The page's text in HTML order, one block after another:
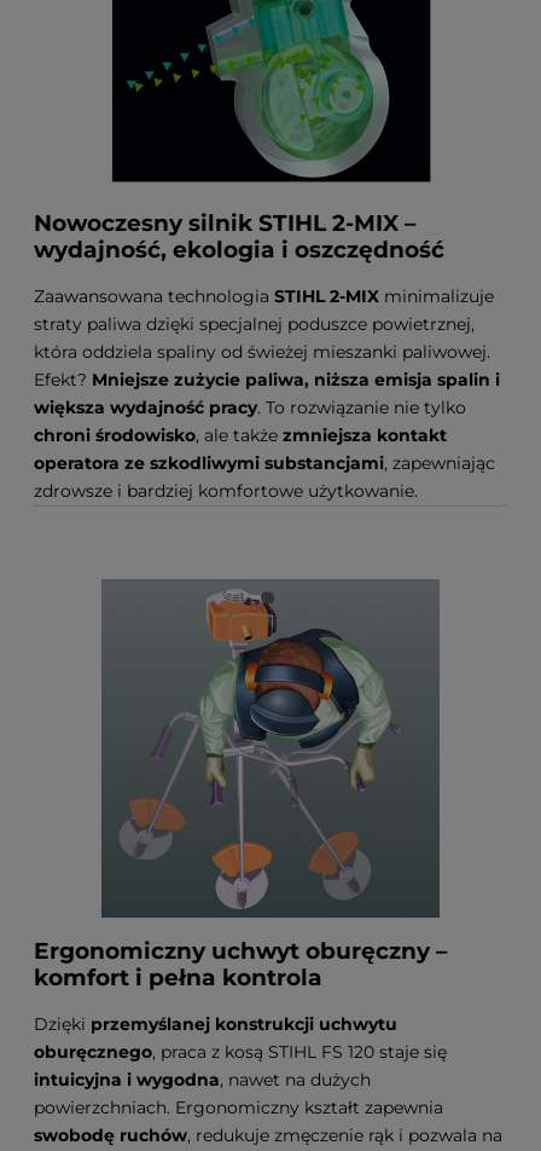
Nowoczesny silnik STIHL 2-MIX –
wydajność, ekologia i oszczędność
Zaawansowana technologia STIHL 2-MIX minimalizuje
straty paliwa dzięki specjalnej poduszce powietrznej,
która oddziela spaliny od świeżej mieszanki paliwowej.
Efekt? Mniejsze zużycie paliwa, niższa emisja spalin i
większa wydajność pracy. To rozwiązanie nie tylko
chroni środowisko, ale także zmniejsza kontakt
operatora ze szkodliwymi substancjami, zapewniając
zdrowsze i bardziej komfortowe użytkowanie.
Ergonomiczny uchwyt oburęczny –
komfort i pełna kontrola
Dzięki przemyślanej konstrukcji uchwytu
oburęcznego, praca z kosą STIHL FS 120 staje się
intuicyjna i wygodna, nawet na dużych
powierzchniach. Ergonomiczny kształt zapewnia
swobodę ruchów, redukuje zmęczenie rąk i pozwala na